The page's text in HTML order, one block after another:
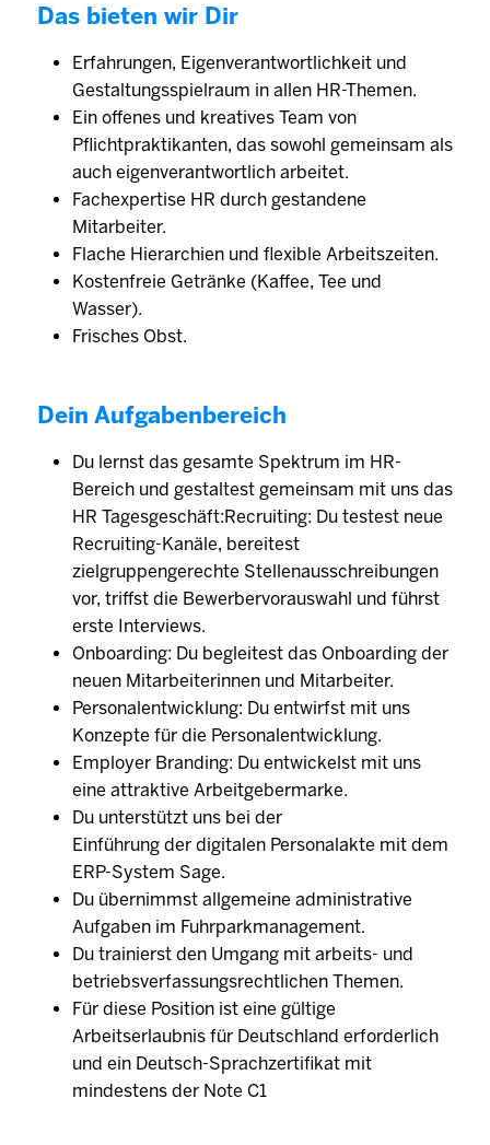
Das bieten wir Dir
Erfahrungen, Eigenverantwortlichkeit und
Gestaltungsspielraum in allen HR-Themen.
Ein offenes und kreatives Team von
Pflichtpraktikanten, das sowohl gemeinsam als
auch eigenverantwortlich arbeitet.
Fachexpertise HR durch gestandene
Mitarbeiter.
Flache Hierarchien und flexible Arbeitszeiten.
Kostenfreie Getränke (Kaffee, Tee und
Wasser).
Frisches Obst.
Dein Aufgabenbereich
Du lernst das gesamte Spektrum im HR-
Bereich und gestaltest gemeinsam mit uns das
HR Tagesgeschäft:Recruiting: Du testest neue
Recruiting-Kanäle, bereitest
zielgruppengerechte Stellenausschreibungen
vor, triffst die Bewerbervorauswahl und führst
erste Interviews.
Onboarding: Du begleitest das Onboarding der
neuen Mitarbeiterinnen und Mitarbeiter.
Personalentwicklung: Du entwirfst mit uns
Konzepte für die Personalentwicklung.
Employer Branding: Du entwickelst mit uns
eine attraktive Arbeitgebermarke.
Du unterstützt uns bei der
Einführung der digitalen Personalakte mit dem
ERP-System Sage.
Du übernimmst allgemeine administrative
Aufgaben im Fuhrparkmanagement.
Du trainierst den Umgang mit arbeits- und
betriebsverfassungsrechtlichen Themen.
Für diese Position ist eine gültige
Arbeitserlaubnis für Deutschland erforderlich
und ein Deutsch-Sprachzertifikat mit
mindestens der Note C1